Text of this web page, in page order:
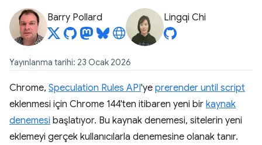
Barry Pollard Lingqi Chi
Yayınlanma tarihi: 23 Ocak 2026
Chrome, Speculation Rules API'ye prerender until script
eklenmesi için Chrome 144'ten itibaren yeni bir kaynak
denemesi başlatıyor. Bu kaynak denemesi, sitelerin yeni
eklemeyi gerçek kullanıcılarla denemesine olanak tanır.